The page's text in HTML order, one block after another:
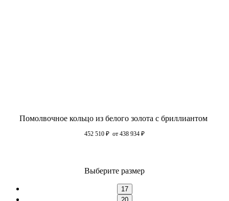
Помолвочное кольцо из белого золота с бриллиантом
452 510 ₽ от 438 934 ₽
Выберите размер
17